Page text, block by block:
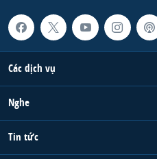
Các dịch vụ
Nghe
Tin tức